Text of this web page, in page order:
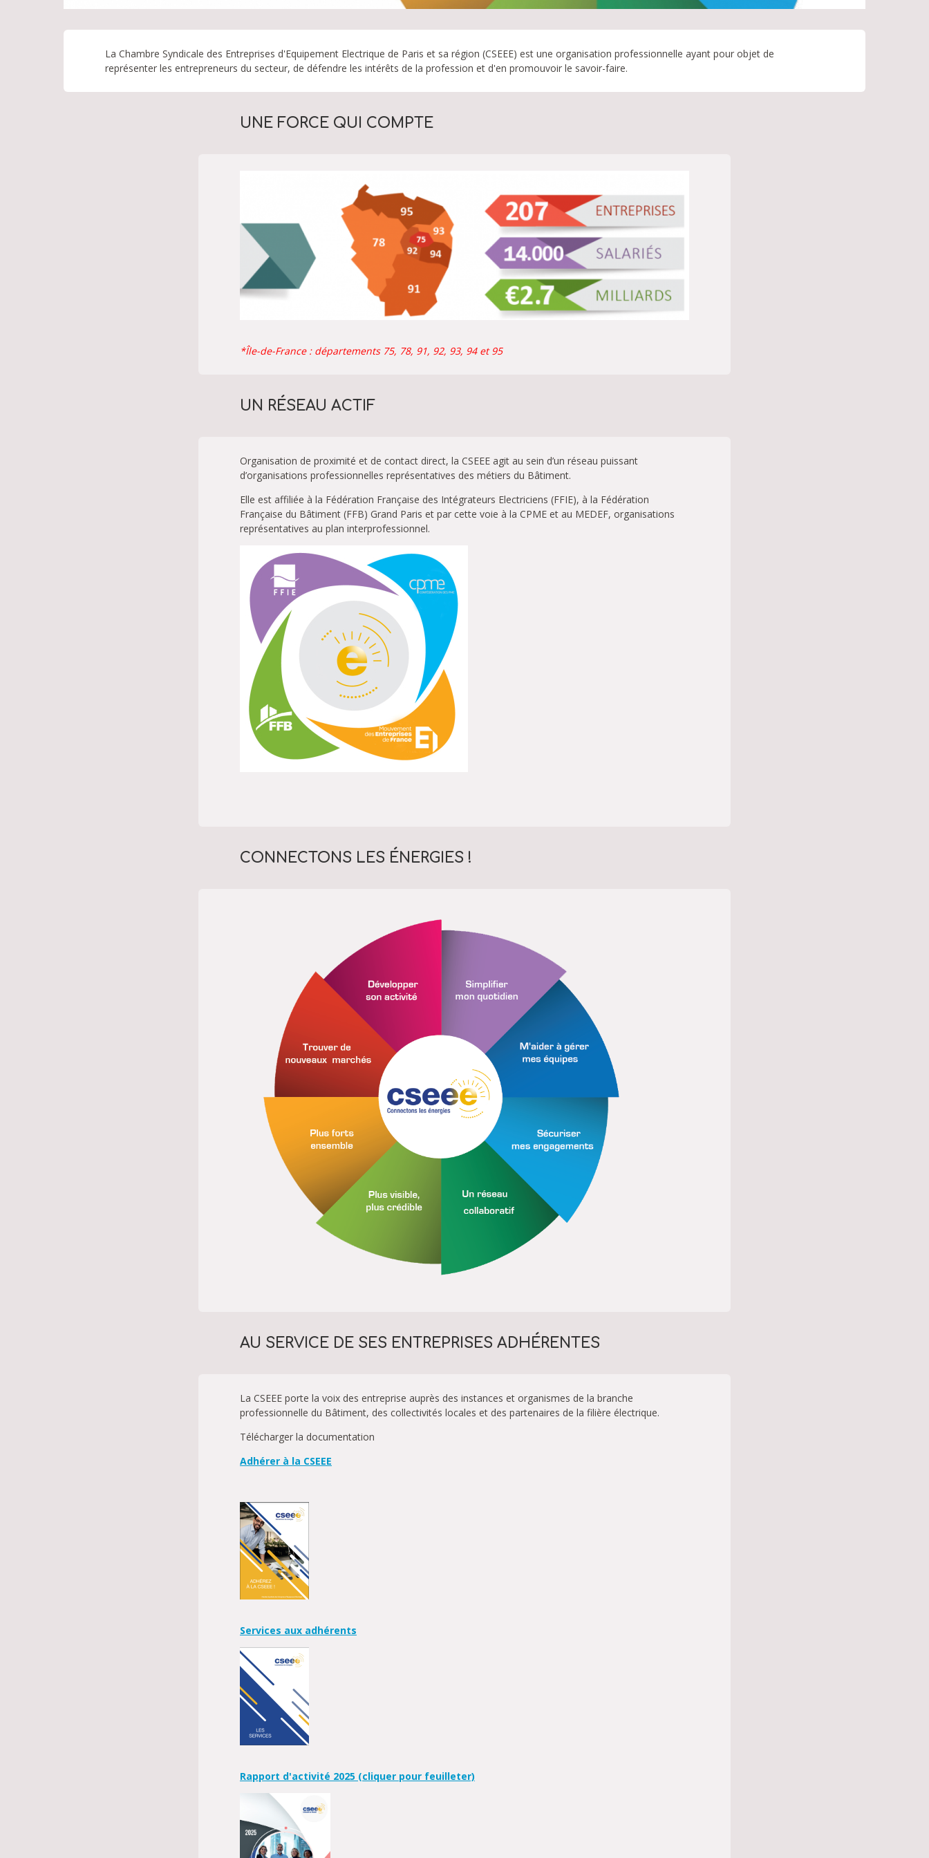
La Chambre Syndicale des Entreprises d'Equipement Electrique de Paris et sa région (CSEEE) est une organisation professionnelle ayant pour objet de
représenter les entrepreneurs du secteur, de défendre les intérêts de la profession et d'en promouvoir le savoir-faire.
UNE FORCE QUI COMPTE
*Île-de-France : départements 75, 78, 91, 92, 93, 94 et 95
UN RÉSEAU ACTIF
Organisation de proximité et de contact direct, la CSEEE agit au sein d’un réseau puissant
d’organisations professionnelles représentatives des métiers du Bâtiment.
Elle est affiliée à la Fédération Française des Intégrateurs Electriciens (FFIE), à la Fédération
Française du Bâtiment (FFB) Grand Paris et par cette voie à la CPME et au MEDEF, organisations
représentatives au plan interprofessionnel.
CONNECTONS LES ÉNERGIES !
AU SERVICE DE SES ENTREPRISES ADHÉRENTES
La CSEEE porte la voix des entreprise auprès des instances et organismes de la branche
professionnelle du Bâtiment, des collectivités locales et des partenaires de la filière électrique.
Télécharger la documentation
Adhérer à la CSEEE
Services aux adhérents
Rapport d'activité 2025 (cliquer pour feuilleter)